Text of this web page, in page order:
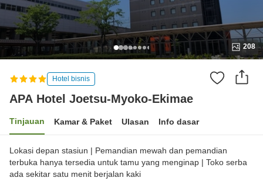
208
Hotel bisnis
APA Hotel Joetsu-Myoko-Ekimae
Tinjauan Kamar & Paket Ulasan Info dasar
Lokasi depan stasiun | Pemandian mewah dan pemandian
terbuka hanya tersedia untuk tamu yang menginap | Toko serba
ada sekitar satu menit berjalan kaki